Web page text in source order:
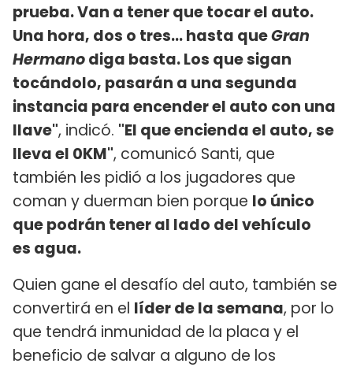
prueba. Van a tener que tocar el auto.
Una hora, dos o tres... hasta queGran
Hermanodiga basta. Los que sigan
tocándolo, pasarán a una segunda
instancia para encender el auto con una
llave", indicó. "El que encienda el auto, se
lleva el 0KM", comunicó Santi, que
también les pidió a los jugadores que
coman y duerman bien porque lo único
que podrán tener al lado del vehículo
es agua.
Quien gane el desafío del auto, también se
convertirá en el líder de la semana, por lo
que tendrá inmunidad de la placa y el
beneficio de salvar a alguno de los